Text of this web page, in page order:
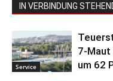
IN VERBINDUNG
Service
7-
um 62